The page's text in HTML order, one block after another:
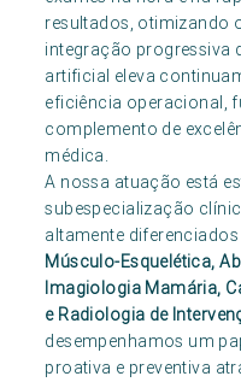
resultados, otimizando
integração progressiva
artificial eleva
eficiência operacional,
complemento de
médica.
A nossa atuação está
subespecialização
altamente
Músculo-Esquelética,
Imagiologia Mamária,
e Radiologia de
desempenhamos um
proativa e preventiva